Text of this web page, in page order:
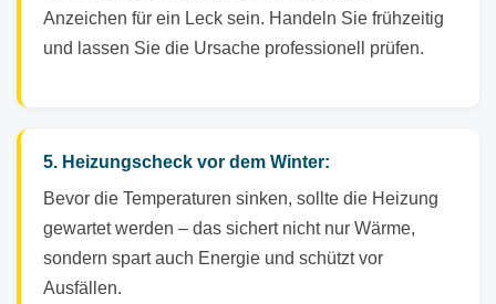
Anzeichen für ein Leck sein. Handeln Sie frühzeitig
und lassen Sie die Ursache professionell prüfen.
5. Heizungscheck vor dem Winter:
Bevor die Temperaturen sinken, sollte die Heizung
gewartet werden – das sichert nicht nur Wärme,
sondern spart auch Energie und schützt vor
Ausfällen.